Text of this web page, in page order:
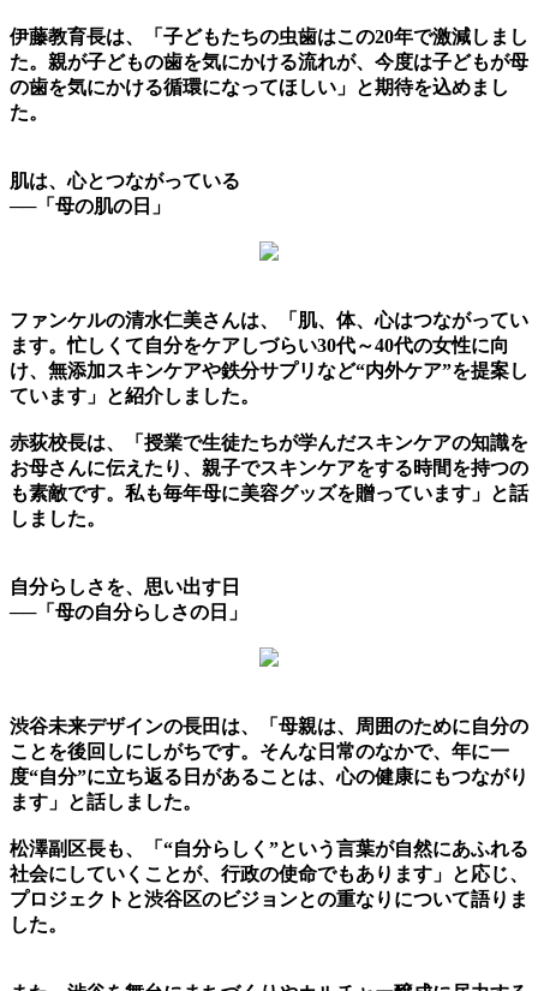
伊藤教育長は、「子どもたちの虫歯はこの20年で激減しまし
た。親が子どもの歯を気にかける流れが、今度は子どもが母
の歯を気にかける循環になってほしい」と期待を込めまし
た。
肌は、心とつながっている
──「母の肌の日」
ファンケルの清水仁美さんは、「肌、体、心はつながってい
ます。忙しくて自分をケアしづらい30代～40代の女性に向
け、無添加スキンケアや鉄分サプリなど“内外ケア”を提案し
ています」と紹介しました。
赤荻校長は、「授業で生徒たちが学んだスキンケアの知識を
お母さんに伝えたり、親子でスキンケアをする時間を持つの
も素敵です。私も毎年母に美容グッズを贈っています」と話
しました。
自分らしさを、思い出す日
──「母の自分らしさの日」
渋谷未来デザインの長田は、「母親は、周囲のために自分の
ことを後回しにしがちです。そんな日常のなかで、年に一
度“自分”に立ち返る日があることは、心の健康にもつながり
ます」と話しました。
松澤副区長も、「“自分らしく”という言葉が自然にあふれる
社会にしていくことが、行政の使命でもあります」と応じ、
プロジェクトと渋谷区のビジョンとの重なりについて語りま
した。